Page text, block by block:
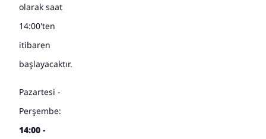
olarak saat
14:00'ten
itibaren
başlayacaktır.
Pazartesi -
Perşembe:
14:00 -